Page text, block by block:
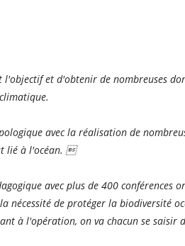
et d'obtenir de nombreuses
avec la réalisation de
lié à l'océan. 
avec plus de 400 conférences
nécessité de protéger la biodiversité
à l'opération, on va chacun se saisir